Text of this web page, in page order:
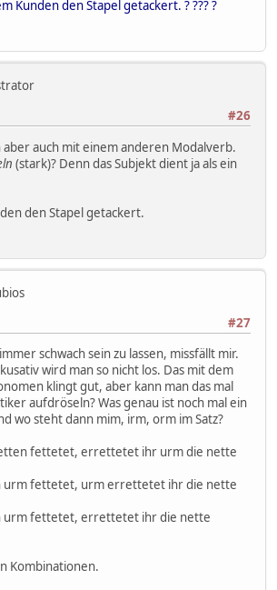
Kunden den Stapel getackert. ? ??? ?
#26
aber auch mit einem anderen Modalverb.
(stark)? Denn das Subjekt dient ja als ein
den Stapel getackert.
#27
schwach sein zu lassen, missfällt mir.
wird man so nicht los. Das mit dem
klingt gut, aber kann man das mal
aufdröseln? Was genau ist noch mal ein
wo steht dann mim, irm, orm im Satz?
fettetet, errettetet ihr urm die nette
urm fettetet, urm errettetet ihr die nette
urm fettetet, errettetet ihr die nette
Kombinationen.